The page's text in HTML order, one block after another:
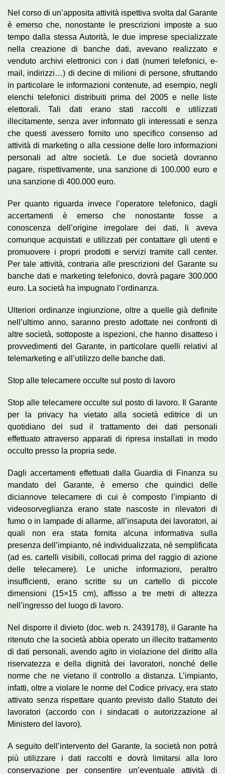
Nel corso di un’apposita attività ispettiva svolta dal Garante
è emerso che, nonostante le prescrizioni imposte a suo
tempo dalla stessa Autorità, le due imprese specializzate
nella creazione di banche dati, avevano realizzato e
venduto archivi elettronici con i dati (numeri telefonici, e-
mail, indirizzi…) di decine di milioni di persone, sfruttando
in particolare le informazioni contenute, ad esempio, negli
elenchi telefonici distribuiti prima del 2005 e nelle liste
elettorali. Tali dati erano stati raccolti e utilizzati
illecitamente, senza aver informato gli interessati e senza
che questi avessero fornito uno specifico consenso ad
attività di marketing o alla cessione delle loro informazioni
personali ad altre società. Le due società dovranno
pagare, rispettivamente, una sanzione di 100.000 euro e
una sanzione di 400.000 euro.
Per quanto riguarda invece l’operatore telefonico, dagli
accertamenti è emerso che nonostante fosse a
conoscenza dell’origine irregolare dei dati, li aveva
comunque acquistati e utilizzati per contattare gli utenti e
promuovere i propri prodotti e servizi tramite call center.
Per tale attività, contraria alle prescrizioni del Garante su
banche dati e marketing telefonico, dovrà pagare 300.000
euro. La società ha impugnato l’ordinanza.
Ulteriori ordinanze ingiunzione, oltre a quelle già definite
nell’ultimo anno, saranno presto adottate nei confronti di
altre società, sottoposte a ispezioni, che hanno disatteso i
provvedimenti del Garante, in particolare quelli relativi al
telemarketing e all’utilizzo delle banche dati.
Stop alle telecamere occulte sul posto di lavoro
Stop alle telecamere occulte sul posto di lavoro. Il Garante
per la privacy ha vietato alla società editrice di un
quotidiano del sud il trattamento dei dati personali
effettuato attraverso apparati di ripresa installati in modo
occulto presso la propria sede.
Dagli accertamenti effettuati dalla Guardia di Finanza su
mandato del Garante, è emerso che quindici delle
diciannove telecamere di cui è composto l’impianto di
videosorveglianza erano state nascoste in rilevatori di
fumo o in lampade di allarme, all’insaputa dei lavoratori, ai
quali non era stata fornita alcuna informativa sulla
presenza dell’impianto, né individualizzata, né semplificata
(ad es. cartelli visibili, collocati prima del raggio di azione
delle telecamere). Le uniche informazioni, peraltro
insufficienti, erano scritte su un cartello di piccole
dimensioni (15×15 cm), affisso a tre metri di altezza
nell’ingresso del luogo di lavoro.
Nel disporre il divieto (doc. web n. 2439178), il Garante ha
ritenuto che la società abbia operato un illecito trattamento
di dati personali, avendo agito in violazione del diritto alla
riservatezza e della dignità dei lavoratori, nonché delle
norme che ne vietano il controllo a distanza. L’impianto,
infatti, oltre a violare le norme del Codice privacy, era stato
attivato senza rispettare quanto previsto dallo Statuto dei
lavoratori (accordo con i sindacati o autorizzazione al
Ministero del lavoro).
A seguito dell’intervento del Garante, la società non potrà
più utilizzare i dati raccolti e dovrà limitarsi alla loro
conservazione per consentire un’eventuale attività di